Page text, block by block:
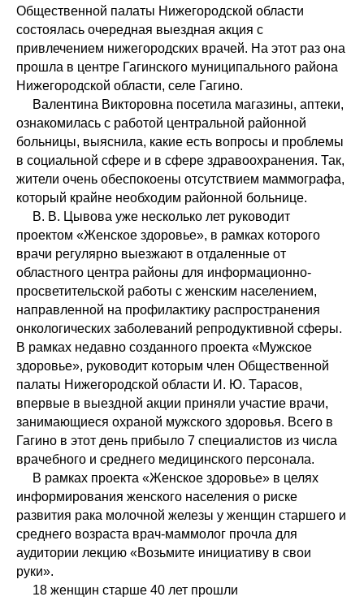
Общественной палаты Нижегородской области
состоялась очередная выездная акция с
привлечением нижегородских врачей. На этот раз она
прошла в центре Гагинского муниципального района
Нижегородской области, селе Гагино.
Валентина Викторовна посетила магазины, аптеки,
ознакомилась с работой центральной районной
больницы, выяснила, какие есть вопросы и проблемы
в социальной сфере и в сфере здравоохранения. Так,
жители очень обеспокоены отсутствием маммографа,
который крайне необходим районной больнице.
В. В. Цывова уже несколько лет руководит
проектом «Женское здоровье», в рамках которого
врачи регулярно выезжают в отдаленные от
областного центра районы для информационно-
просветительской работы с женским населением,
направленной на профилактику распространения
онкологических заболеваний репродуктивной сферы.
В рамках недавно созданного проекта «Мужское
здоровье», руководит которым член Общественной
палаты Нижегородской области И. Ю. Тарасов,
впервые в выездной акции приняли участие врачи,
занимающиеся охраной мужского здоровья. Всего в
Гагино в этот день прибыло 7 специалистов из числа
врачебного и среднего медицинского персонала.
В рамках проекта «Женское здоровье» в целях
информирования женского населения о риске
развития рака молочной железы у женщин старшего и
среднего возраста врач-маммолог прочла для
аудитории лекцию «Возьмите инициативу в свои
руки».
18 женщин старше 40 лет прошли